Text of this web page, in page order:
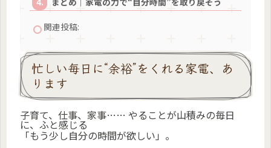
関連投稿:
忙しい毎日に“余裕”をくれる家電、あ
ります
子育て、仕事、家事…… やることが山積みの毎日
に、ふと感じる
「もう少し自分の時間が欲しい」。